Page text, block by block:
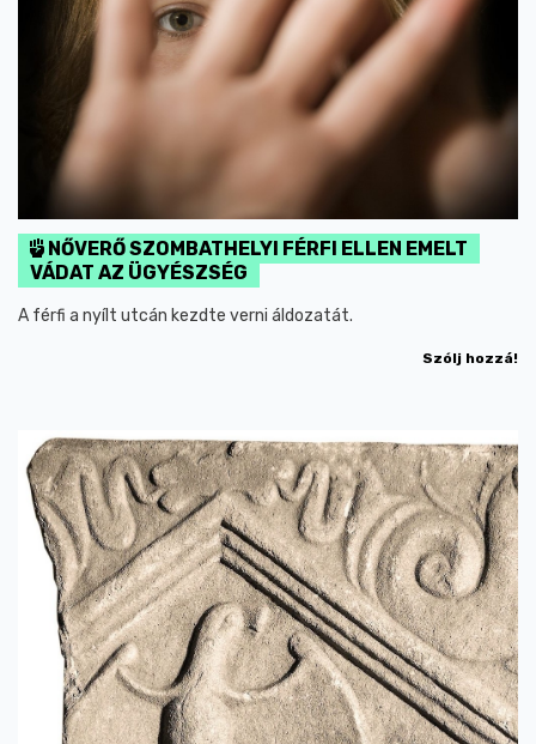
NŐVERŐ SZOMBATHELYI FÉRFI ELLEN EMELT
VÁDAT AZ ÜGYÉSZSÉG
A férfi a nyílt utcán kezdte verni áldozatát.
Szólj hozzá!